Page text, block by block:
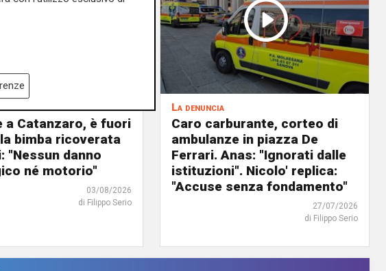
a Catanzaro, è fuori
bimba ricoverata
"Nessun danno
né motorio"
03/08/2026
di Filippo Serio
La denuncia
Caro carburante, corteo di
ambulanze in piazza De
Ferrari. Anas: "Ignorati dalle
istituzioni". Nicolo' replica:
"Accuse senza fondamento"
27/07/2026
di Filippo Serio